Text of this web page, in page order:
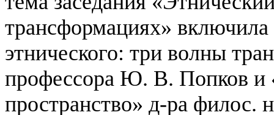
трансформациях»
этнического: три волны
профессора Ю. В. Попков и
пространство» д-ра